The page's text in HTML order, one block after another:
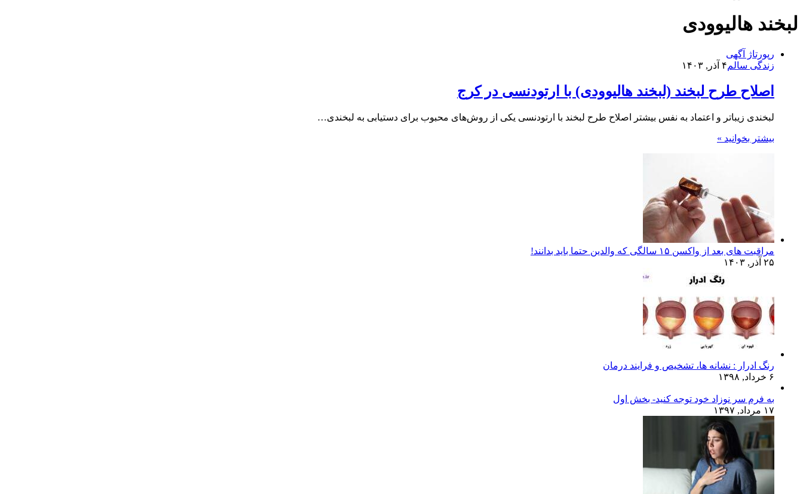
لبخند هالیوودی
رپورتاژ آگهی
زندگی سالم۴ آذر, ۱۴۰۳
اصلاح طرح لبخند (لبخند هالیوودی) با ارتودنسی در کرج
لبخندی زیباتر و اعتماد به نفس بیشتر اصلاح طرح لبخند با ارتودنسی یکی از روش‌های محبوب برای دستیابی به لبخندی…
بیشتر بخوانید »
مراقبت های بعد از واکسن ۱۵ سالگی که والدین حتما باید بدانند!
۲۵ آذر, ۱۴۰۳
رنگ ادرار : نشانه ها، تشخیص و فرایند درمان
۶ خرداد, ۱۳۹۸
به فرم سر نوزاد خود توجه کنید- بخش اول
۱۷ مرداد, ۱۳۹۷